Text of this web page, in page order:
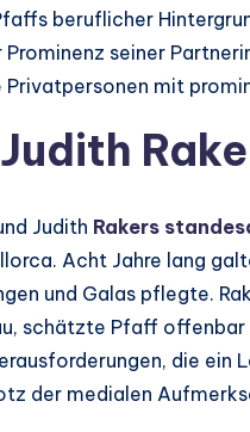
beruflicher
seiner
mit
Judith Rakers
Acht Jahre lang
und Galas pflegte.
schätzte Pfaff offenbar
die ein
der medialen